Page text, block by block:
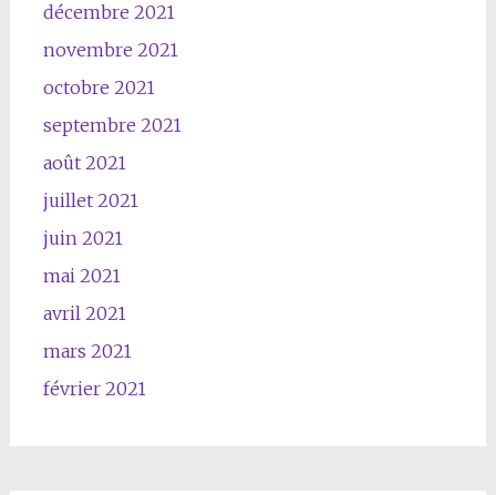
décembre 2021
novembre 2021
octobre 2021
septembre 2021
août 2021
juillet 2021
juin 2021
mai 2021
avril 2021
mars 2021
février 2021